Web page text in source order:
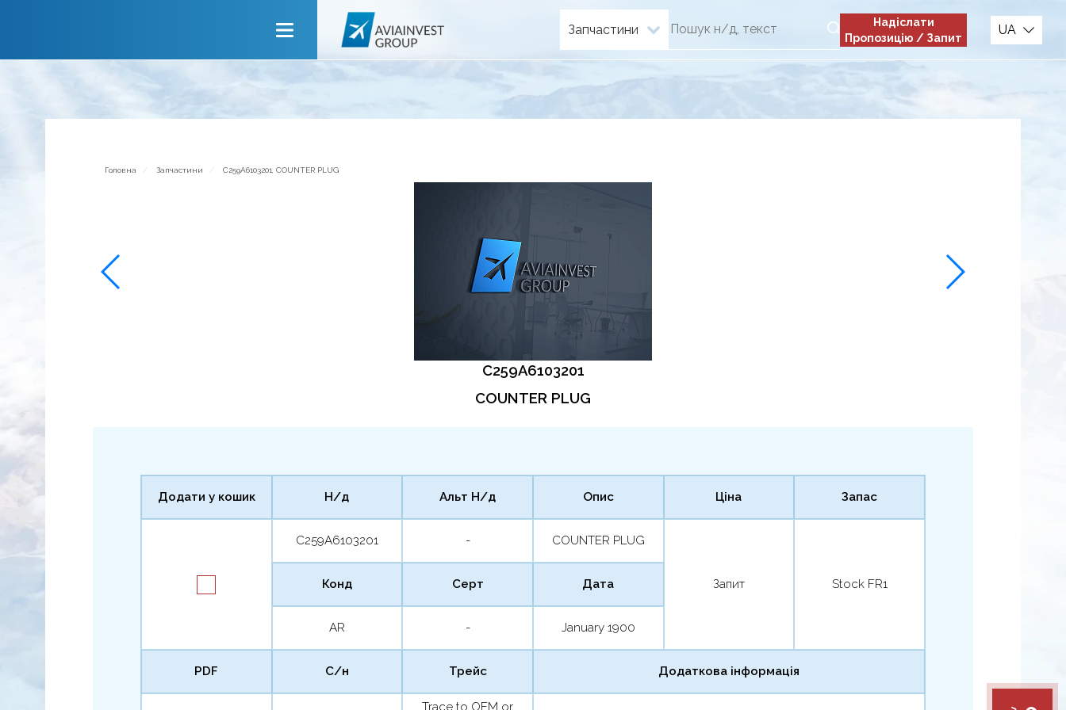
Про компанію
Новини
Зворотній зв’язок
Запчастини
Надіслати
Пропозицію / Запит
UA
Головна Запчастини C259A6103201, COUNTER PLUG
C259A6103201
COUNTER PLUG
Додати у кошик Н/д
C259A6103201
Альт Н/д
-
Опис
COUNTER PLUG
Ціна
Запит
Запас
Stock FR1
Конд
AR
Серт
-
Дата
January 1900
PDF С/н Трейс
Trace to OEM or
Додаткова інформація